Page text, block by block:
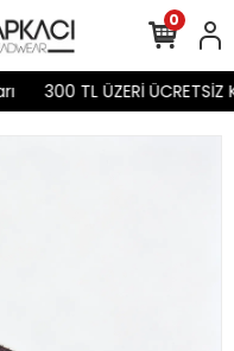
300 TL ÜZERİ ÜCRETSİZ
0